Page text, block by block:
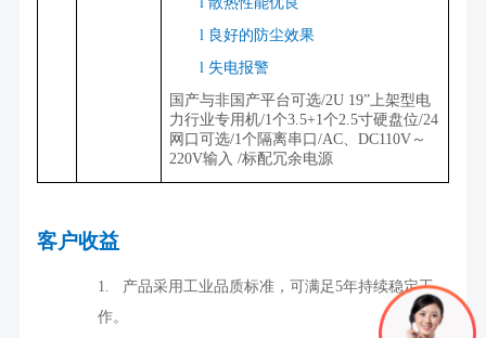
l 良好的防尘效果
l 失电报警
国产与非国产平台可选/2U 19”上架型电
力行业专用机/1个3.5+1个2.5寸硬盘位/24
网口可选/1个隔离串口/AC、 DC110V～
220V输入 /标配冗余电源
客户收益
1. 产品采用工业品质标准，可满足5年持续稳定工
作。